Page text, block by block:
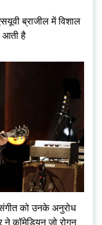
ब्राजील में विशाल
आती है
को उनके अनुरोध
कॉमेडियन जो रोगन